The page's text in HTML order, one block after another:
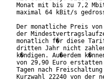
Monat mit bis zu 7,2
maximal 64 kBit/s
Der monatliche Preis
der
monatlich f�r diese
dritten Jahr nicht
k�ndigen. Au�erdem
von 29,90 Euro
Tagen nach
Kurzwahl 22240 von der